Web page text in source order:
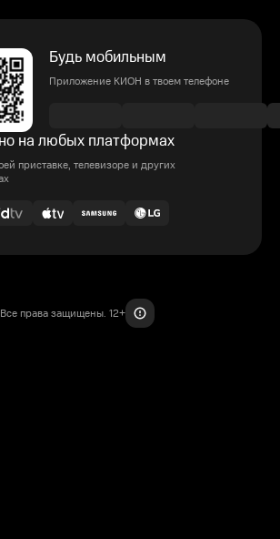
Будь мобильным
Приложение КИОН в твоем телефоне
на любых платформах
приставке, телевизоре и других
права защищены. 12+